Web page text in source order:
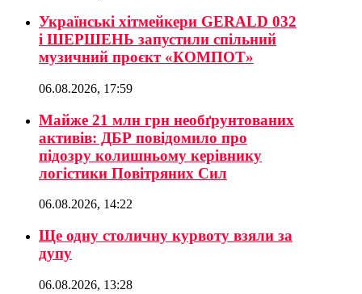
Українські хітмейкери GERALD 032
і ШЕРШЕНЬ запустили спільний
музичний проєкт «КОМПОТ»
06.08.2026, 17:59
Майже 21 млн грн необґрунтованих
активів: ДБР повідомило про
підозру колишньому керівнику
логістики Повітряних Сил
06.08.2026, 14:22
Ще одну столичну курвоту взяли за
дупу
06.08.2026, 13:28